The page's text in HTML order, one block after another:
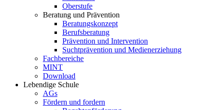
Oberstufe
Beratung und Prävention
Beratungskonzept
Berufsberatung
Prävention und Intervention
Suchtprävention und Medienerziehung
Fachbereiche
MINT
Download
Lebendige Schule
AGs
Fördern und fordern